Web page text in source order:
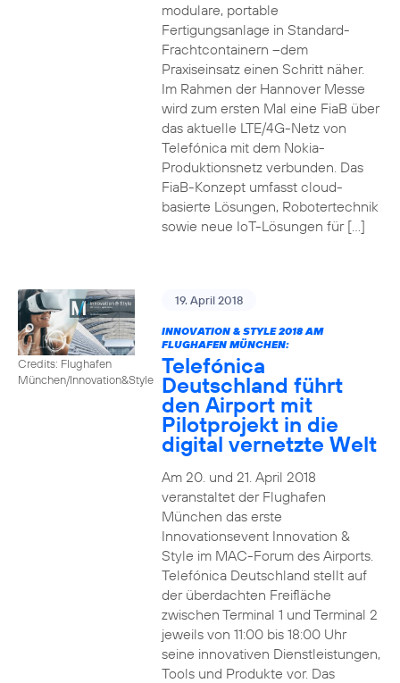
modulare, portable
Fertigungsanlage in Standard-
Frachtcontainern –dem
Praxiseinsatz einen Schritt näher.
Im Rahmen der Hannover Messe
wird zum ersten Mal eine FiaB über
das aktuelle LTE/4G-Netz von
Telefónica mit dem Nokia-
Produktionsnetz verbunden. Das
FiaB-Konzept umfasst cloud-
basierte Lösungen, Robotertechnik
sowie neue IoT-Lösungen für […]
Credits: Flughafen
München/Innovation&Style
19. April 2018
INNOVATION & STYLE 2018 AM
FLUGHAFEN MÜNCHEN:
Telefónica
Deutschland führt
den Airport mit
Pilotprojekt in die
digital vernetzte Welt
Am 20. und 21. April 2018
veranstaltet der Flughafen
München das erste
Innovationsevent Innovation &
Style im MAC-Forum des Airports.
Telefónica Deutschland stellt auf
der überdachten Freifläche
zwischen Terminal 1 und Terminal 2
jeweils von 11:00 bis 18:00 Uhr
seine innovativen Dienstleistungen,
Tools und Produkte vor. Das